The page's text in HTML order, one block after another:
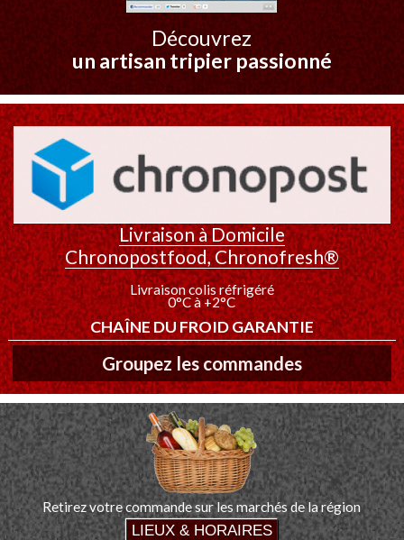
Découvrez
un artisan tripier passionné
Livraison à Domicile
Chronopostfood, Chronofresh®
Livraison colis réfrigéré
0°C à +2°C
CHAÎNE DU FROID GARANTIE
Groupez les commandes
Retirez votre commande sur les marchés de la région
LIEUX & HORAIRES